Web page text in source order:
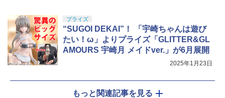
プライズ
“SUGOI DEKAI”！ 「宇崎ちゃんは遊び
たい！ω」よりプライズ「GLITTER&GL
AMOURS 宇崎月 メイドver.」が6月展開
2025年1月23日
もっと関連記事を見る